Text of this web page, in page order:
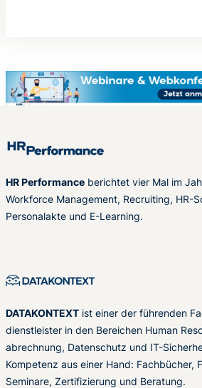
HR Performance berichtet vier Mal im
Workforce Management, Recruiting, HR-
Personalakte und E-Learning.
DATAKONTEXT ist einer der führenden
dienstleister in den Bereichen Human
abrechnung, Datenschutz und IT-
Kompetenz aus einer Hand: Fachbücher,
Seminare, Zertifizierung und Beratung.